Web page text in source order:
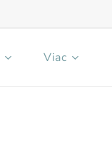
Viac